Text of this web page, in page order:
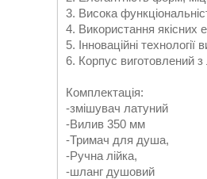
3. Висока
4. Використання якісних
5. Інноваційні технології
6. Корпус виготовлений з
Комплектація:
-змішувач латуний
-Вилив 350 мм
-Тримач для душа,
-Ручна лійка,
-шланг душовий